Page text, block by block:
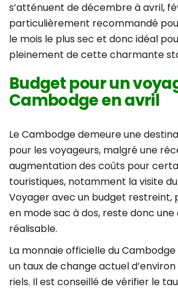
s’atténuent de décembre à avril,
particulièrement recommandé
le mois le plus sec et donc idéal
pleinement de cette charmante
Budget pour un
Cambodge en avril
Le Cambodge demeure une
pour les voyageurs, malgré une
augmentation des coûts pour
touristiques, notamment la visite du
Voyager avec un budget restreint,
en mode sac à dos, reste donc
réalisable.
La monnaie officielle du
un taux de change actuel
riels. Il est conseillé de vérifier le